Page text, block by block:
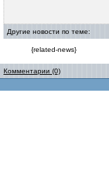
Другие новости по теме:
{related-news}
Комментарии (0)